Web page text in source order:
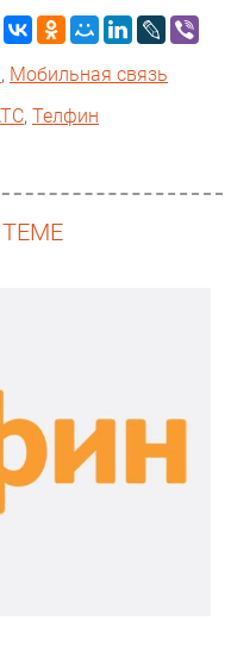
, Мобильная связь
, Телфин